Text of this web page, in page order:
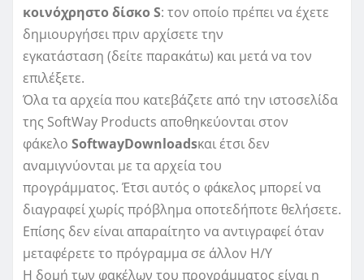
κοινόχρηστο δίσκο S: τον οποίο πρέπει να έχετε
δημιουργήσει πριν αρχίσετε την
εγκατάσταση (δείτε παρακάτω) και μετά να τον
επιλέξετε.
Όλα τα αρχεία που κατεβάζετε από την ιστοσελίδα
της SoftWay Products αποθηκεύονται στον
φάκελο SoftwayDownloadsκαι έτσι δεν
αναμιγνύονται με τα αρχεία του
προγράμματος. Έτσι αυτός ο φάκελος μπορεί να
διαγραφεί χωρίς πρόβλημα οποτεδήποτε θελήσετε.
Επίσης δεν είναι απαραίτητο να αντιγραφεί όταν
μεταφέρετε το πρόγραμμα σε άλλον Η/Υ
Η δομή των φακέλων του προγράμματος είναι η